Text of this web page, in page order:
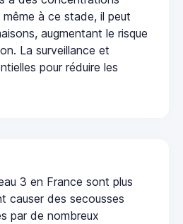
à ce stade, il peut
augmentant le risque
La surveillance et
pour réduire les
3 en France sont plus
causer des secousses
par de nombreux